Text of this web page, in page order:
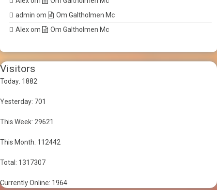
admin om
Om Galtholmen Mc
Alexom Om Galtholmen Mc
Visitors
Today: 1882
Yesterday: 701
This Week: 29621
This Month: 112442
Total: 1317307
Currently Online: 1964